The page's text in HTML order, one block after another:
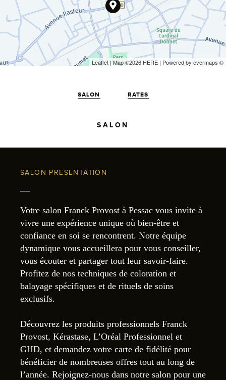
Leaflet | Map ©2026 HERE | Powered by evermaps ©
SALON RATES
SALON
SALON PRESENTATION
Votre salon Franck Provost à Pessac vous invite à
vivre une expérience unique où bien-être et
confiance en soi se rencontrent. Notre équipe
dynamique vous accueillera pour vous conseiller,
vous écouter et partager tout leur savoir-faire.
Profitez de nos techniques de coloration et
balayage spécifiques et de rituels de soins
exclusifs.
Découvrez les produits professionnels Franck
Provost, Kérastase, L’Oréal Professionnel et
GHD, et demandez votre carte de fidélité pour
bénéficier de nombreuses offres tout au long de
l’année. Rejoignez-nous dans notre salon pour une